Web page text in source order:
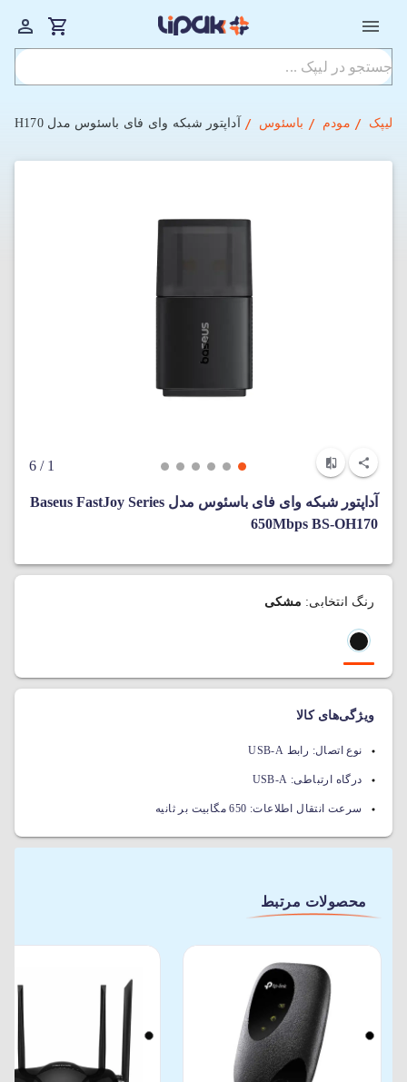
لیپک مودم باسئوس آداپتور شبکه وای فای باسئوس مدل Baseus FastJoy Series 650Mbps BS-OH170
1
/ 6
آداپتور شبکه وای فای باسئوس مدل Baseus FastJoy Series
650Mbps BS-OH170
رنگ انتخابی: مشکی
ویژگی‌های کالا
نوع اتصال: رابط USB-A
درگاه ارتباطی: USB-A
سرعت انتقال اطلاعات: 650 مگابیت بر ثانیه
محصولات مرتبط